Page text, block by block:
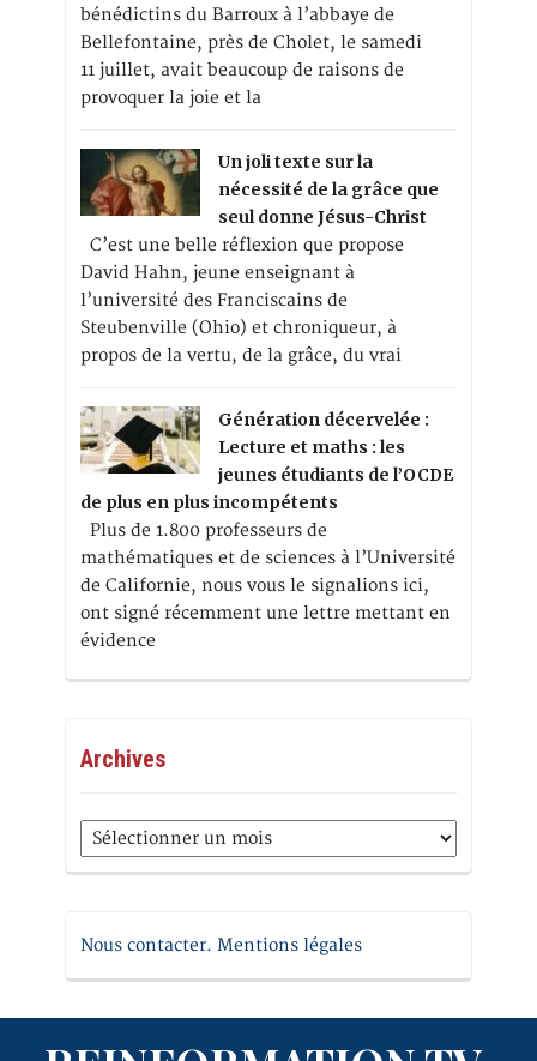
bénédictins du Barroux à l’abbaye de
Bellefontaine, près de Cholet, le samedi
11 juillet, avait beaucoup de raisons de
provoquer la joie et la
Un joli texte sur la
nécessité de la grâce que
seul donne Jésus-Christ
C’est une belle réflexion que propose
David Hahn, jeune enseignant à
l’université des Franciscains de
Steubenville (Ohio) et chroniqueur, à
propos de la vertu, de la grâce, du vrai
Génération décervelée :
Lecture et maths : les
jeunes étudiants de l’OCDE
de plus en plus incompétents
Plus de 1.800 professeurs de
mathématiques et de sciences à l’Université
de Californie, nous vous le signalions ici,
ont signé récemment une lettre mettant en
évidence
Archives
Archives
Nous contacter. Mentions légales